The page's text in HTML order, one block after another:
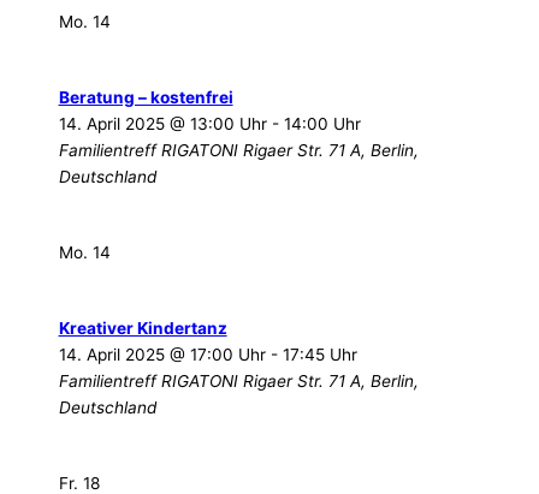
Mo. 14
Beratung – kostenfrei
14. April 2025 @ 13:00 Uhr- 14:00 Uhr
Familientreff RIGATONI Rigaer Str. 71 A, Berlin,
Deutschland
Mo. 14
Kreativer Kindertanz
14. April 2025 @ 17:00 Uhr- 17:45 Uhr
Familientreff RIGATONI Rigaer Str. 71 A, Berlin,
Deutschland
Fr. 18